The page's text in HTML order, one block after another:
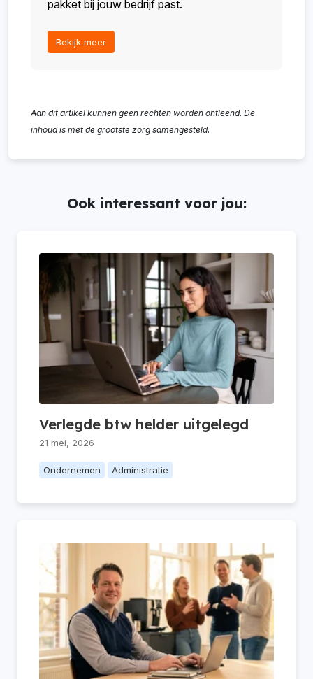
pakket bij jouw bedrijf past.
Bekijk meer
Aan dit artikel kunnen geen rechten worden ontleend. De
inhoud is met de grootste zorg samengesteld.
Ook interessant voor jou:
Verlegde btw helder uitgelegd
21 mei, 2026
Ondernemen Administratie